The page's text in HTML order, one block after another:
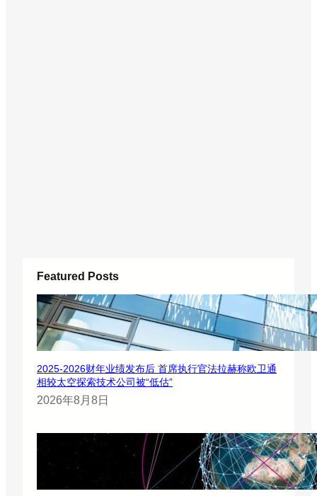
Featured Posts
2025-2026财年业绩发布后 首席执行官法拉赫称欧卫通
相较太空探索技术公司被“低估”
2026年8月8日